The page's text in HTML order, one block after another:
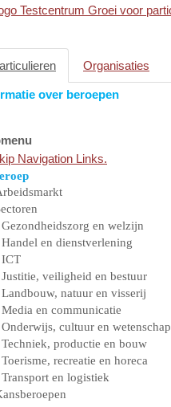
Organisaties
over beroepen
en welzijn
en dienstverlening
veiligheid en bestuur
natuur en visserij
en communicatie
cultuur en wetenschap
productie en bouw
recreatie en horeca
en logistiek